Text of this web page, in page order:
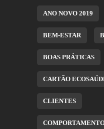
ANO NOVO 2019
BEM-ESTAR
BOAS PRÁTICAS
CARTÃO
CLIENTES